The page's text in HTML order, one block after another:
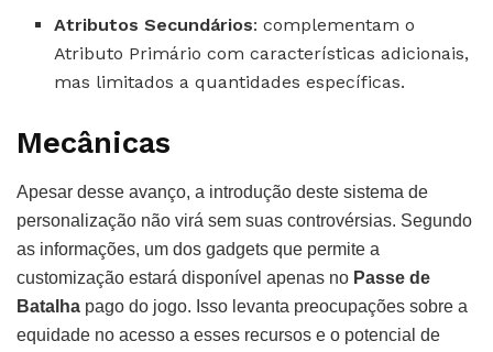
Atributos Secundários: complementam o
Atributo Primário com características adicionais,
mas limitados a quantidades específicas.
Mecânicas
Apesar desse avanço, a introdução deste sistema de
personalização não virá sem suas controvérsias. Segundo
as informações, um dos gadgets que permite a
customização estará disponível apenas no Passe de
Batalha pago do jogo. Isso levanta preocupações sobre a
equidade no acesso a esses recursos e o potencial de